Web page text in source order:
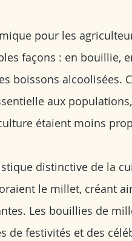
pour les
façons : en bouillie,
boissons alcoolisées.
aux
étaient moins
distinctive de la
le millet, créant
Les bouillies de
de festivités et des